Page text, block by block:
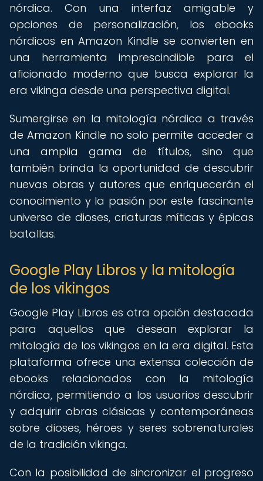
nórdica. Con una interfaz amigable y
opciones de personalización, los ebooks
nórdicos en Amazon Kindle se convierten en
una herramienta imprescindible para el
aficionado moderno que busca explorar la
era vikinga desde una perspectiva digital.
Sumergirse en la mitología nórdica a través
de Amazon Kindle no solo permite acceder a
una amplia gama de títulos, sino que
también brinda la oportunidad de descubrir
nuevas obras y autores que enriquecerán el
conocimiento y la pasión por este fascinante
universo de dioses, criaturas míticas y épicas
batallas.
Google Play Libros y la mitología
de los vikingos
Google Play Libros es otra opción destacada
para aquellos que desean explorar la
mitología de los vikingos en la era digital. Esta
plataforma ofrece una extensa colección de
ebooks relacionados con la mitología
nórdica, permitiendo a los usuarios descubrir
y adquirir obras clásicas y contemporáneas
sobre dioses, héroes y seres sobrenaturales
de la tradición vikinga.
Con la posibilidad de sincronizar el progreso